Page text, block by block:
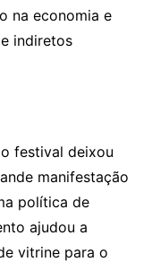
na economia e
indiretos
festival deixou
manifestação
política de
ajudou a
vitrine para o